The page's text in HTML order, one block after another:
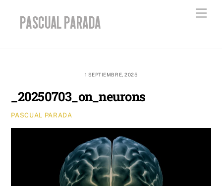
content
1 SEPTIEMBRE, 2025
_20250703_on_neurons
PASCUAL PARADA